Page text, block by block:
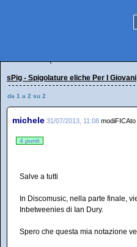
sPig - Spigolature eliche Per I Giovani
da 1 a 2 su 2
michele 31/07/2013, 11:08 modiFICAto
4 punti
Salve a tutti
In Discomusic, nella parte finale,
Inbetweenies di Ian Dury.
Spero che questa mia notazione